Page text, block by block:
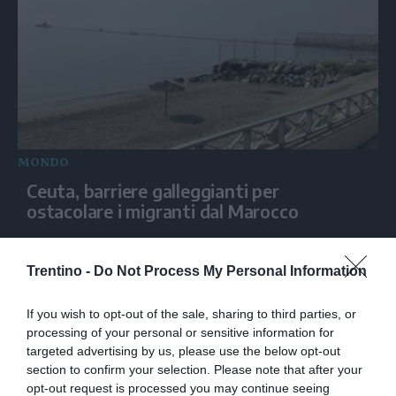
Trentino - Do Not Process My Personal Information
If you wish to opt-out of the sale, sharing to third parties, or
processing of your personal or sensitive information for
targeted advertising by us, please use the below opt-out
section to confirm your selection. Please note that after your
opt-out request is processed you may continue seeing
MONDO
Ceuta, barriere galleggianti per
ostacolare i migranti dal Marocco